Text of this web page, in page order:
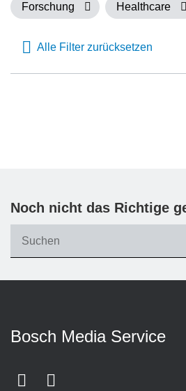
Forschung Healthcare
Alle Filter zurücksetzen
Noch nicht das Richtige
Bosch Media Service